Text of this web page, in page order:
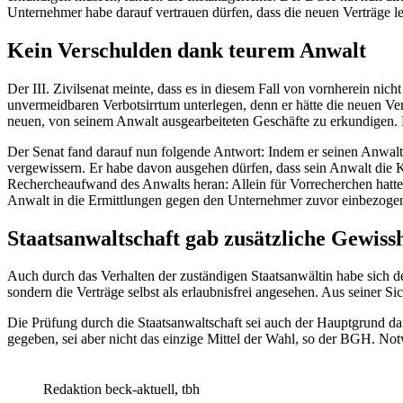
Unternehmer habe darauf vertrauen dürfen, dass die neuen
Kein Verschulden dank teurem Anwalt
Der III. Zivilsenat meinte, dass es in diesem Fall von vornherein
unvermeidbaren Verbotsirrtum unterlegen, denn er hätte die neuen
neuen, von seinem Anwalt ausgearbeiteten Geschäfte zu
Der Senat fand darauf nun folgende Antwort: Indem er seinen
vergewissern. Er habe davon ausgehen dürfen, dass sein Anwalt
Rechercheaufwand des Anwalts heran: Allein für Vorrecherchen
Anwalt in die Ermittlungen gegen den Unternehmer zuvor
Staatsanwaltschaft gab zusätzliche
Auch durch das Verhalten der zuständigen Staatsanwältin habe sich
sondern die Verträge selbst als erlaubnisfrei angesehen. Aus seiner
Die Prüfung durch die Staatsanwaltschaft sei auch der Hauptgrund
gegeben, sei aber nicht das einzige Mittel der Wahl, so der BGH.
Redaktion beck-aktuell, tbh